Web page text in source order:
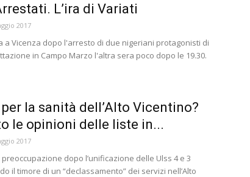
L’ira di Variati
2017
a Vicenza dopo l'arresto di due nigeriani protagonisti di
in Campo Marzo l'altra sera poco dopo le 19.30.
la sanità dell’Alto Vicentino?
le opinioni delle liste in...
2017
preoccupazione dopo l’unificazione delle Ulss 4 e 3
il timore di un “declassamento” dei servizi nell’Alto